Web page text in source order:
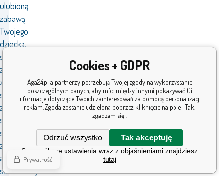
ulubioną
zabawą
Twojego
dziecka.
sklep
z
zabawkami,
sklep
z
samochodzikami,
sklep
z
autkami,
samochody
Cookies + GDPR
Aga24.pl a partnerzy potrzebują Twojej zgody na wykorzystanie
poszczególnych danych, aby móc między innymi pokazywać Ci
informacje dotyczące Twoich zainteresowań za pomocą personalizacji
reklam. Zgoda zostanie udzielona poprzez kliknięcie na pole "Tak,
zgadzam się".
Odrzuć wszystko Tak akceptuję
Szczegółowe ustawienia wraz z objaśnieniami znajdziesz
tutaj
Prywatność